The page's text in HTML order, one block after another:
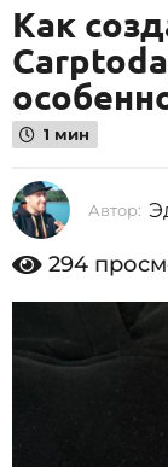
8
.
0
9
.
2
0
2
8
Как
1 мин
Автор:
294